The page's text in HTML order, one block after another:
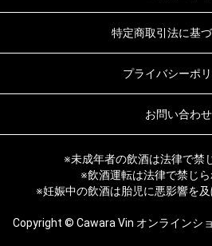
特定商取引法に基
プライバシーポ
お問い合わせ
※未成年者の飲酒は法律で禁
※飲酒運転は法律で禁じら
※妊娠中の飲酒は胎児に悪影響を及
Copyright © Cawara Vin オンラインシ